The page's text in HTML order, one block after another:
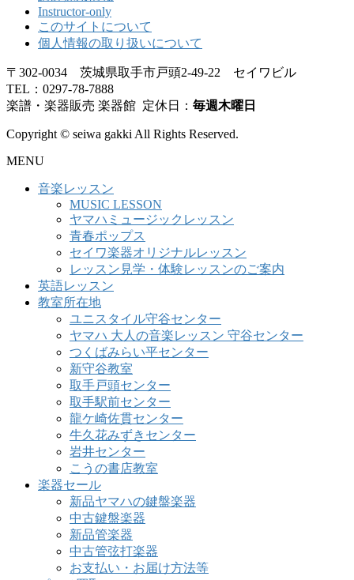
Instructor-only
このサイトについて
個人情報の取り扱いについて
〒302-0034 茨城県取手市戸頭2-49-22 セイワビル
TEL：0297-78-7888
楽譜・楽器販売 楽器館 定休日： 毎週木曜日
Copyright © seiwa gakki All Rights Reserved.
MENU
音楽レッスン
MUSIC LESSON
ヤマハミュージックレッスン
青春ポップス
セイワ楽器オリジナルレッスン
レッスン見学・体験レッスンのご案内
英語レッスン
教室所在地
ユニスタイル守谷センター
ヤマハ 大人の音楽レッスン 守谷センター
つくばみらい平センター
新守谷教室
取手戸頭センター
取手駅前センター
龍ケ崎佐貫センター
牛久花みずきセンター
岩井センター
こうの書店教室
楽器セール
新品ヤマハの鍵盤楽器
中古鍵盤楽器
新品管楽器
中古管弦打楽器
お支払い・お届け方法等